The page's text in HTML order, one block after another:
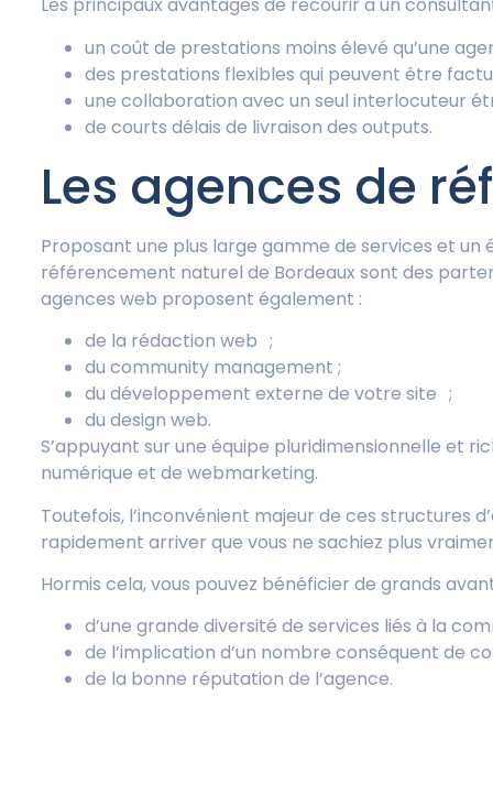
Les principaux avantages de recourir à un
un coût de prestations moins élevé qu’une
des prestations flexibles qui peuvent être
une collaboration avec un seul interlocuteur
de courts délais de livraison des outputs.
Les agences de
Proposant une plus large gamme de services et
référencement naturel de Bordeaux sont des
agences web proposent également :
de la rédaction web ;
du community management ;
du développement externe de votre site ;
du design web.
S’appuyant sur une équipe pluridimensionnelle et
numérique et de webmarketing.
Toutefois, l’inconvénient majeur de ces structures
rapidement arriver que vous ne sachiez plus
Hormis cela, vous pouvez bénéficier de grands
d’une grande diversité de services liés à la
de l’implication d’un nombre conséquent de
de la bonne réputation de l’agence.